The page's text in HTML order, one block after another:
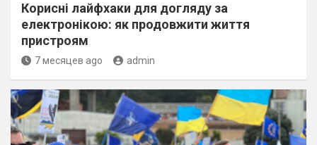
Корисні лайфхаки для догляду за
електронікою: як продовжити життя
пристроям
7 месяцев ago admin